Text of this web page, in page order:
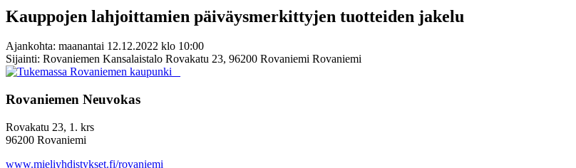
Kauppojen lahjoittamien päiväysmerkittyjen tuotteiden jakelu
Ajankohta: maanantai 12.12.2022 klo 10:00
Sijainti: Rovaniemen Kansalaistalo Rovakatu 23, 96200 Rovaniemi Rovaniemi
Rovaniemen Neuvokas
Rovakatu 23, 1. krs
96200 Rovaniemi
www.mieliyhdistykset.fi/rovaniemi